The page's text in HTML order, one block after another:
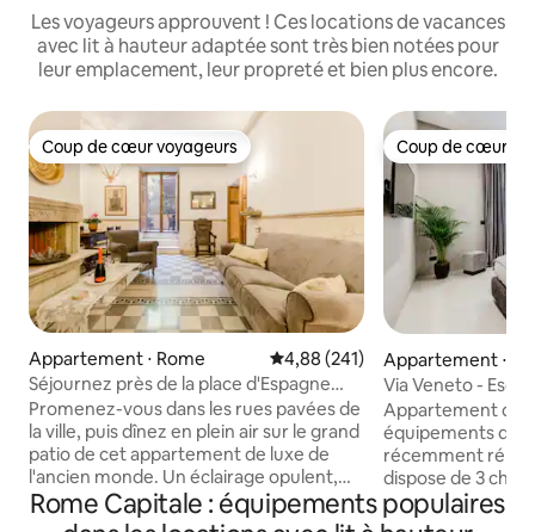
Les voyageurs approuvent ! Ces locations de vacances
avec lit à hauteur adaptée sont très bien notées pour
leur emplacement, leur propreté et bien plus encore.
Coup de cœur voyageurs
Coup de cœur voyageurs
Appartement ⋅ Rome Évaluation moyenne sur la
4,88 (241)
Séjournez près de la place d'Espagne
dans un appartement historique
Promenez-vous dans les rues pavées de
la ville, puis dînez en plein air sur le grand
patio de cet appartement de luxe de
l'ancien monde. Un éclairage opulent,
des carreaux originaux et des meubles
d'inspiration baroque créent une
Coup de cœur
Coup de cœur
Appartement ⋅
Via Veneto -
Spagna - Roma
Appartement de
équipements de
récemment
dispose de 3
bain privées.
thérapie
Rome Capitale : équipements populaires